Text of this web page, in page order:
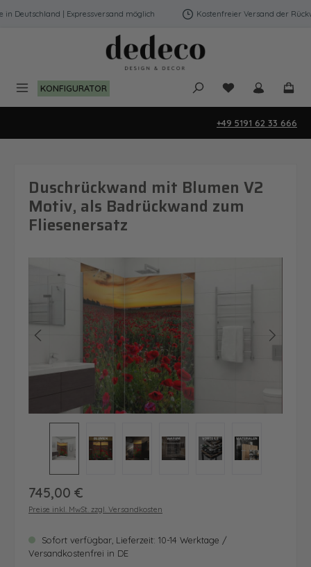
Zum Hauptinhalt springen
| Expressversand möglich Kostenfreier Versand der
KONFIGURATOR Du hast 0
+49 5191 62 33 666
Duschrückwand mit Blumen V2
Motiv, als Badrückwand zum
Fliesenersatz
Bildergalerie überspringen
Regulärer Preis:
745,00 €
Preise inkl. MwSt. zzgl. Versandkosten
Sofort verfügbar, Lieferzeit: 10-14 Werktage /
Versandkostenfrei in DE